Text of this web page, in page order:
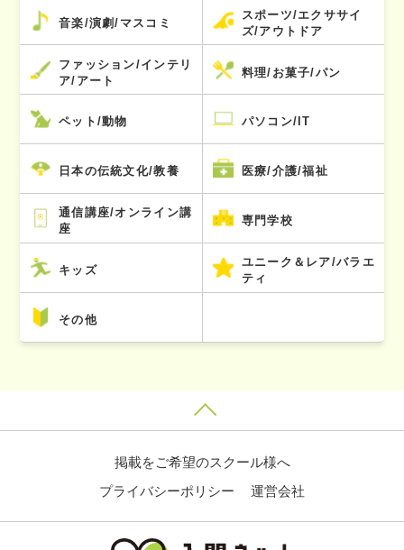
音楽/演劇/マスコミ
スポーツ/エクササイ
ズ/アウトドア
ファッション/インテリ
ア/アート
料理/お菓子/パン
ペット/動物 パソコン/IT
日本の伝統文化/教養 医療/介護/福祉
通信講座/オンライン講
座
専門学校
キッズ
ユニーク＆レア/バラエ
ティ
その他
掲載をご希望のスクール様へ
プライバシーポリシー
運営会社